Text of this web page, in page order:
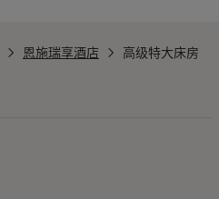
恩施瑞享酒店 高级特大床房